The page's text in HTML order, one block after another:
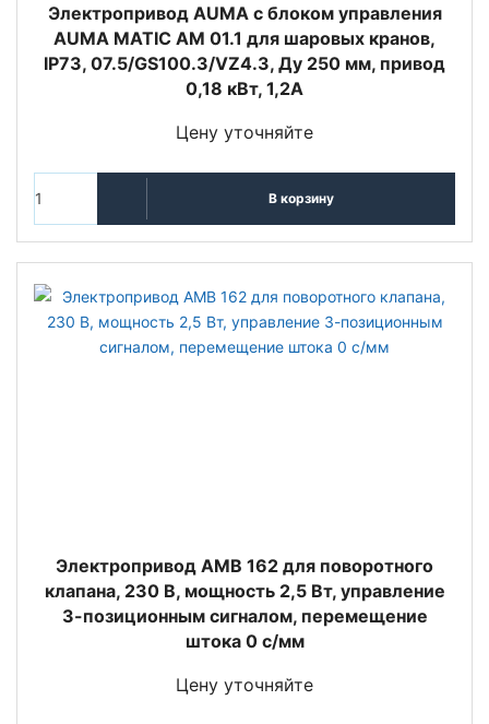
Электропривод AUMA с блоком управления
AUMA MATIC AM 01.1 для шаровых кранов,
IP73, 07.5/GS100.3/VZ4.3, Ду 250 мм, привод
0,18 кВт, 1,2А
Цену уточняйте
В корзину
Электропривод AMB 162 для поворотного
клапана, 230 В, мощность 2,5 Вт, управление
3-позиционным сигналом, перемещение
штока 0 с/мм
Цену уточняйте